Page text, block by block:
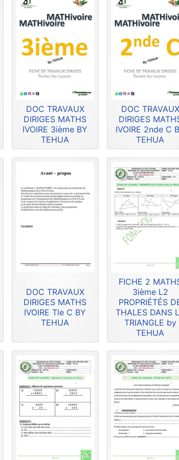
DOC TRAVAUX
DIRIGES MATHS
IVOIRE 3ième BY
TEHUA
DOC TRAVAUX
DIRIGES
IVOIRE 2nde C
TEHUA
DOC TRAVAUX
DIRIGES MATHS
IVOIRE Tle C BY
TEHUA
FICHE 2
3ième L2
PROPRIÉTÉS
THALES DANS
TRIANGLE by
TEHUA